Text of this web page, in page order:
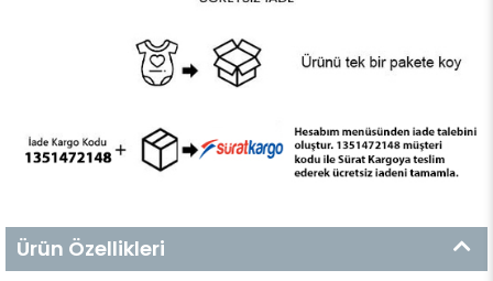
Ürün Özellikleri